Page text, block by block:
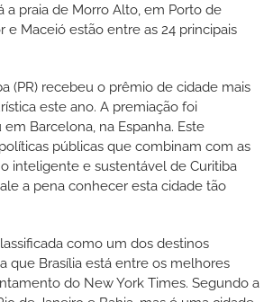
a praia de Morro Alto, em Porto de
e Maceió estão entre as 24 principais
(PR) recebeu o prêmio de cidade mais
este ano. A premiação foi
Barcelona, na Espanha. Este
públicas que combinam com as
inteligente e sustentável de Curitiba
a pena conhecer esta cidade tão
como um dos destinos
que Brasília está entre os melhores
do New York Times. Segundo a